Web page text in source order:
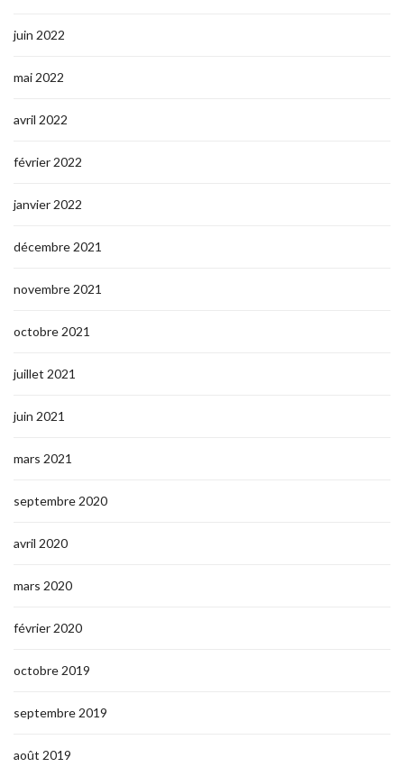
juin 2022
mai 2022
avril 2022
février 2022
janvier 2022
décembre 2021
novembre 2021
octobre 2021
juillet 2021
juin 2021
mars 2021
septembre 2020
avril 2020
mars 2020
février 2020
octobre 2019
septembre 2019
août 2019